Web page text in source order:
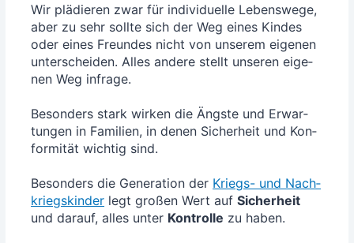
Wir plä­die­ren zwar für indi­vi­du­el­le Lebens­we­ge,
aber zu sehr soll­te sich der Weg eines Kin­des
oder eines Freun­des nicht von unse­rem eige­nen
unter­schei­den. Alles ande­re stellt unse­ren eige­
nen Weg infra­ge.
Beson­ders stark wir­ken die Ängs­te und Erwar­
tun­gen in Fami­li­en, in denen Sicher­heit und Kon­
for­mi­tät wich­tig sind.
Beson­ders die Gene­ra­ti­on der Kriegs- und Nach­
kriegs­kin­der legt gro­ßen Wert aufSicher­heit
und dar­auf, alles unter Kon­trol­le zu haben.